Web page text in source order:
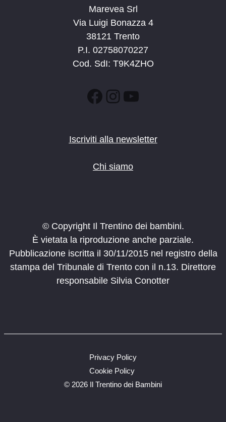
Marevea Srl
Via Luigi Bonazza 4
38121 Trento
P.I. 02758070227
Cod. SdI: T9K4ZHO
Facebook
Instagram
YouTube
Iscriviti alla newsletter
Chi siamo
© Copyright Il Trentino dei bambini.
È vietata la riproduzione anche parziale.
Pubblicazione iscritta il 30/11/2015 nel registro della
stampa del Tribunale di Trento con il n.13. Direttore
responsabile Silvia Conotter
© 2026 Il Trentino dei Bambini
Privacy Policy
Cookie Policy